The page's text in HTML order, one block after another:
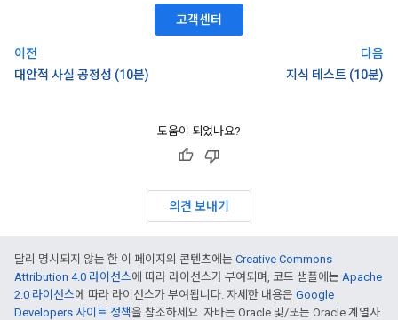
고객센터
이전
대안적 사실 공정성 (10분)
다음
지식 테스트 (10분)
도움이 되었나요?
의견 보내기
달리 명시되지 않는 한 이 페이지의 콘텐츠에는 Creative Commons
Attribution 4.0 라이선스에 따라 라이선스가 부여되며, 코드 샘플에는 Apache
2.0 라이선스에 따라 라이선스가 부여됩니다. 자세한 내용은 Google
Developers 사이트 정책을 참조하세요. 자바는 Oracle 및/또는 Oracle 계열사